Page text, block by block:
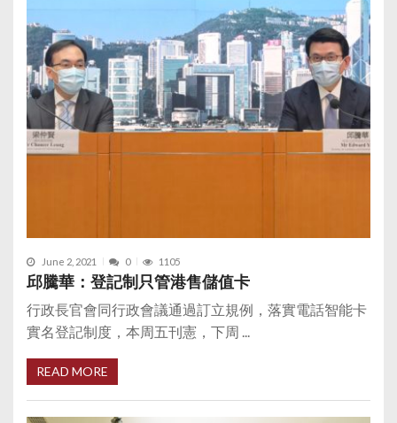
June 2, 2021 0 1105
邱騰華：登記制只管港售儲值卡
行政長官會同行政會議通過訂立規例，落實電話智能卡
實名登記制度，本周五刊憲，下周 ...
READ MORE